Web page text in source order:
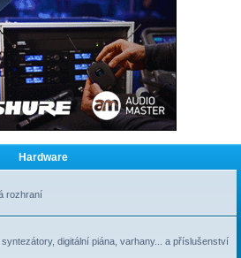
Hardware
rozhraní
digitální piána, varhany... a příslušenství